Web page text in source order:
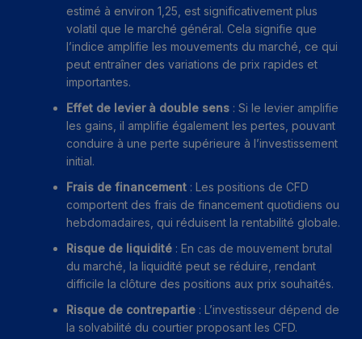
estimé à environ 1,25, est significativement plus
volatil que le marché général. Cela signifie que
l’indice amplifie les mouvements du marché, ce qui
peut entraîner des variations de prix rapides et
importantes.
Effet de levier à double sens : Si le levier amplifie
les gains, il amplifie également les pertes, pouvant
conduire à une perte supérieure à l’investissement
initial.
Frais de financement : Les positions de CFD
comportent des frais de financement quotidiens ou
hebdomadaires, qui réduisent la rentabilité globale.
Risque de liquidité : En cas de mouvement brutal
du marché, la liquidité peut se réduire, rendant
difficile la clôture des positions aux prix souhaités.
Risque de contrepartie : L’investisseur dépend de
la solvabilité du courtier proposant les CFD.